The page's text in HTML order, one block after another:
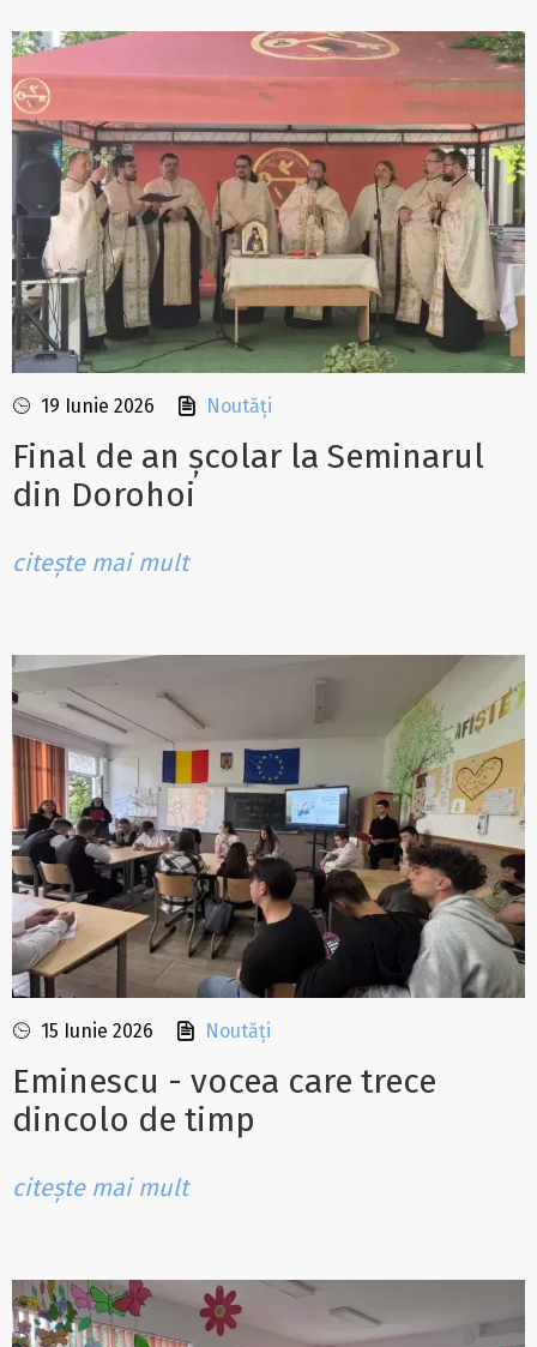
19 Iunie 2026 Noutăți
Final de an școlar la Seminarul
din Dorohoi
citește mai mult
15 Iunie 2026 Noutăți
Eminescu - vocea care trece
dincolo de timp
citește mai mult